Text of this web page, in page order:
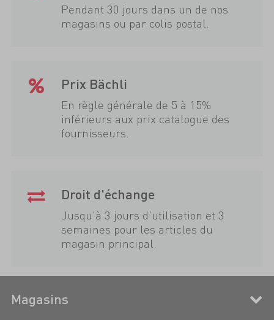
Pendant 30 jours dans un de nos
magasins ou par colis postal.
Prix Bächli
En règle générale de 5 à 15%
inférieurs aux prix catalogue des
fournisseurs.
Droit d'échange
Jusqu'à 3 jours d'utilisation et 3
semaines pour les articles du
magasin principal.
Magasins